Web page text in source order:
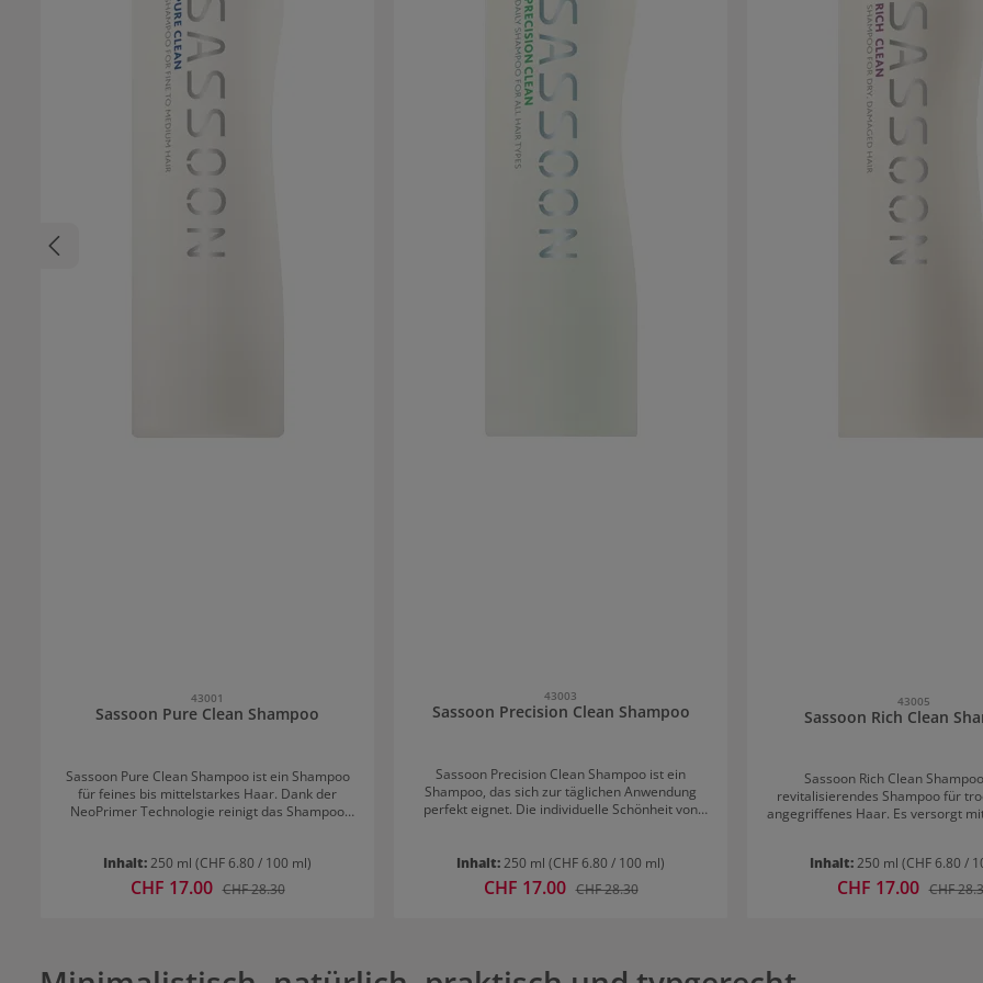
43001
Sassoon Pure Clean Shampoo
Sassoon Pure Clean Shampoo ist ein Shampoo
für feines bis mittelstarkes Haar. Dank der
NeoPrimer Technologie reinigt das Shampoo
Bewegung und ist sichtlich gereinigt und
revitalisiert. Das Reinigungsshampoo schenkt
dem Haar Glanz und Geschmeidigkeit. Für alle
Inhalt:250 ml (CHF 6.80 / 100 ml)
Verkaufspreis:
CHF 17.00 Regulärer Preis:
CHF 28.30
43003
Sassoon Precision Clean Shampoo
Sassoon Precision Clean Shampoo ist ein
Shampoo, das sich zur täglichen Anwendung
perfekt eignet. Die individuelle Schönheit von
Bedürfnisse unterschiedlicher Haartypen- und -
strukturen gezielt gepflegt werden. Precision
Clean von Sassoon reinigt effektiv und
wunderschöne, natürliche Bewegung schenkt.
Inhalt:250 ml (CHF 6.80 / 100 ml)
Verkaufspreis:
CHF 17.00 Regulärer Preis:
CHF 28.30
43005
Sassoon Rich Clean
Sassoon Rich Clean
revitalisierendes Shampoo für
angegriffenes Haar. Es versorgt
angewendet werden.
Aufbauformel eignet es sich auch
Inhalt:250 ml (CHF 6.80 /
Verkaufspreis:
CHF 17.00 CHF